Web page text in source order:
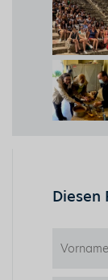
Diesen